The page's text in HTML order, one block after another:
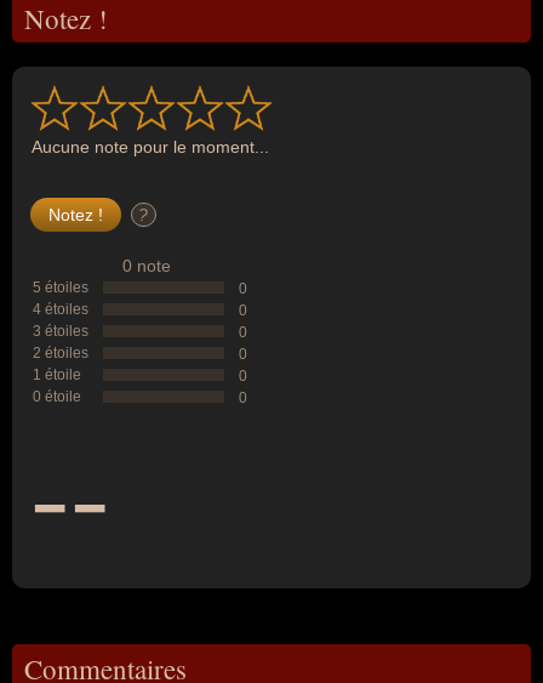
Notez !
Aucune note pour le moment...
?
0 note
5 étoiles
0
4 étoiles
0
3 étoiles
0
2 étoiles
0
1 étoile
0
0 étoile
0
--
Commentaires